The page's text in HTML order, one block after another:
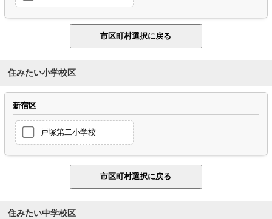
住みたい小学校区
新宿区
戸塚第二小学校
住みたい中学校区